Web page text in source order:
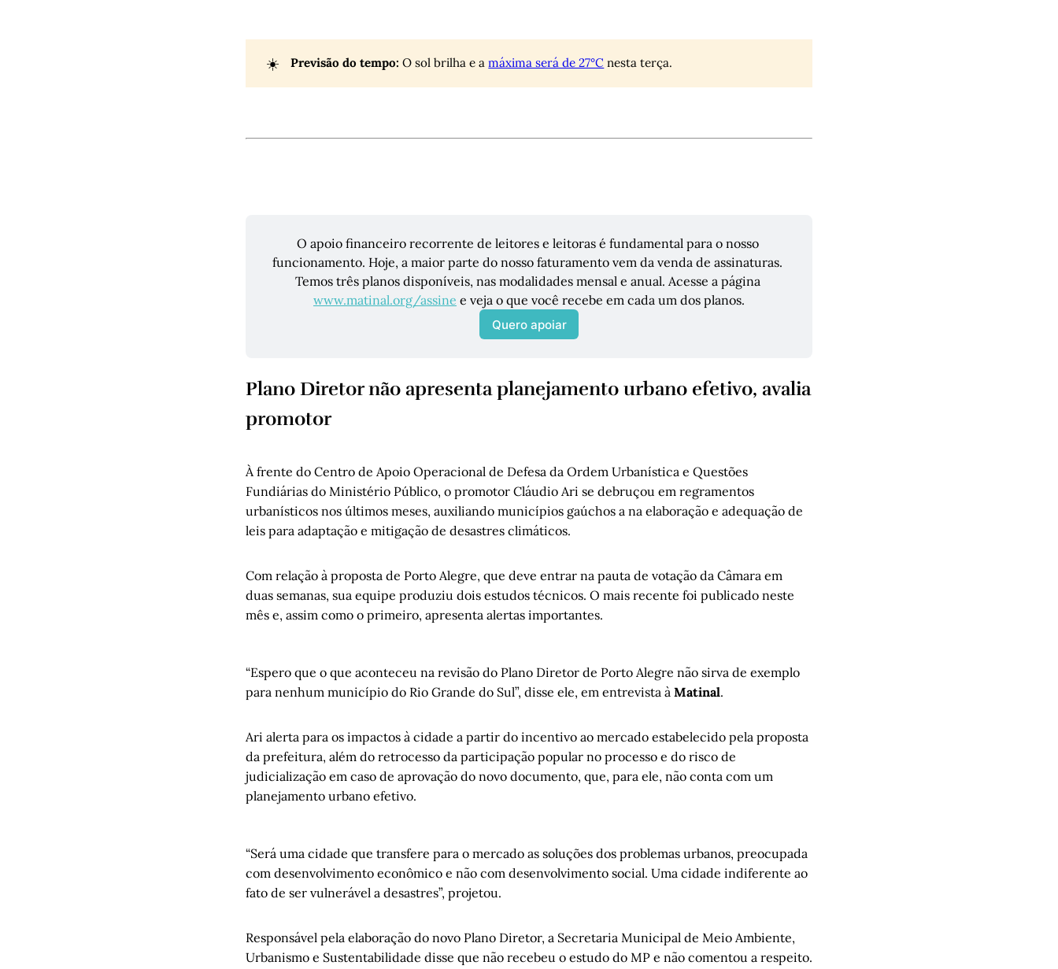
☀️ Previsão do tempo: O sol brilha e amáxima será de 27°C nesta terça.
O apoio financeiro recorrente de leitores e leitoras é fundamental para o nosso
funcionamento. Hoje, a maior parte do nosso faturamento vem da venda de assinaturas.
Temos três planos disponíveis, nas modalidades mensal e anual. Acesse a página
www.matinal.org/assine e veja o que você recebe em cada um dos planos.
Quero apoiar
Plano Diretor não apresenta planejamento urbano efetivo, avalia
promotor
À frente do Centro de Apoio Operacional de Defesa da Ordem Urbanística e Questões
Fundiárias do Ministério Público, o promotor Cláudio Ari se debruçou em regramentos
urbanísticos nos últimos meses, auxiliando municípios gaúchos a na elaboração e adequação de
leis para adaptação e mitigação de desastres climáticos.
Com relação à proposta de Porto Alegre, que deve entrar na pauta de votação da Câmara em
duas semanas, sua equipe produziu dois estudos técnicos. O mais recente foi publicado neste
mês e, assim como o primeiro, apresenta alertas importantes.
“Espero que o que aconteceu na revisão do Plano Diretor de Porto Alegre não sirva de exemplo
para nenhum município do Rio Grande do Sul”, disse ele, em entrevista à Matinal.
Ari alerta para os impactos à cidade a partir do incentivo ao mercado estabelecido pela proposta
da prefeitura, além do retrocesso da participação popular no processo e do risco de
judicialização em caso de aprovação do novo documento, que, para ele, não conta com um
planejamento urbano efetivo.
“Será uma cidade que transfere para o mercado as soluções dos problemas urbanos, preocupada
com desenvolvimento econômico e não com desenvolvimento social. Uma cidade indiferente ao
fato de ser vulnerável a desastres”, projetou.
Responsável pela elaboração do novo Plano Diretor, a Secretaria Municipal de Meio Ambiente,
Urbanismo e Sustentabilidade disse que não recebeu o estudo do MP e não comentou a respeito.